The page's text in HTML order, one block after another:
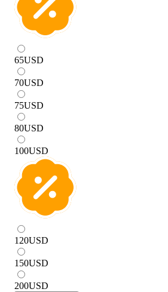
65USD
70USD
75USD
80USD
100USD
120USD
150USD
200USD